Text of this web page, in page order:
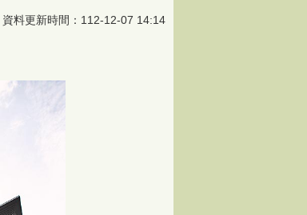
資料更新時間：112-12-07 14:14